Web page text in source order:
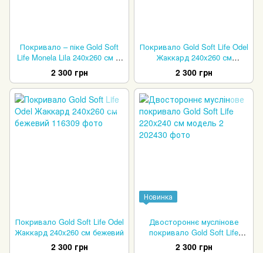
Покривало – піке Gold Soft
Life Monela Lila 240x260 см із
мереживом
2 300 грн
Покривало Gold Soft Life Odel
Жаккард 240x260 см
фіолетовий
2 300 грн
Покривало Gold Soft Life Odel
Жаккард 240x260 см бежевий
2 300 грн
Новинка
Двостороннє муслінове
покривало Gold Soft Life
220x240 см модель 2
2 300 грн